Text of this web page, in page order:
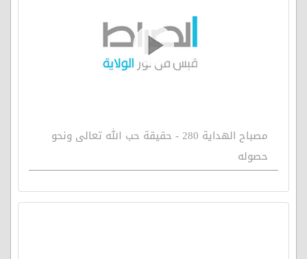
مصباح الهداية 280 - حقيقة حب الله تعالى ونحو
حصوله